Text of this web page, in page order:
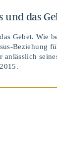
und das
Gebet. Wie
Beziehung